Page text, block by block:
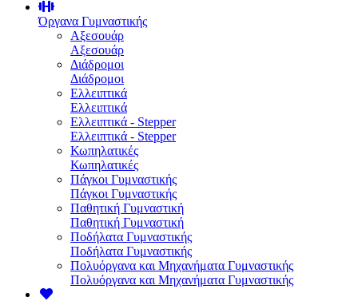
Όργανα Γυμναστικής
Αξεσουάρ
Αξεσουάρ
Διάδρομοι
Διάδρομοι
Ελλειπτικά
Ελλειπτικά
Ελλειπτικά - Stepper
Ελλειπτικά - Stepper
Κωπηλατικές
Κωπηλατικές
Πάγκοι Γυμναστικής
Πάγκοι Γυμναστικής
Παθητική Γυμναστική
Παθητική Γυμναστική
Ποδήλατα Γυμναστικής
Ποδήλατα Γυμναστικής
Πολυόργανα και Μηχανήματα Γυμναστικής
Πολυόργανα και Μηχανήματα Γυμναστικής